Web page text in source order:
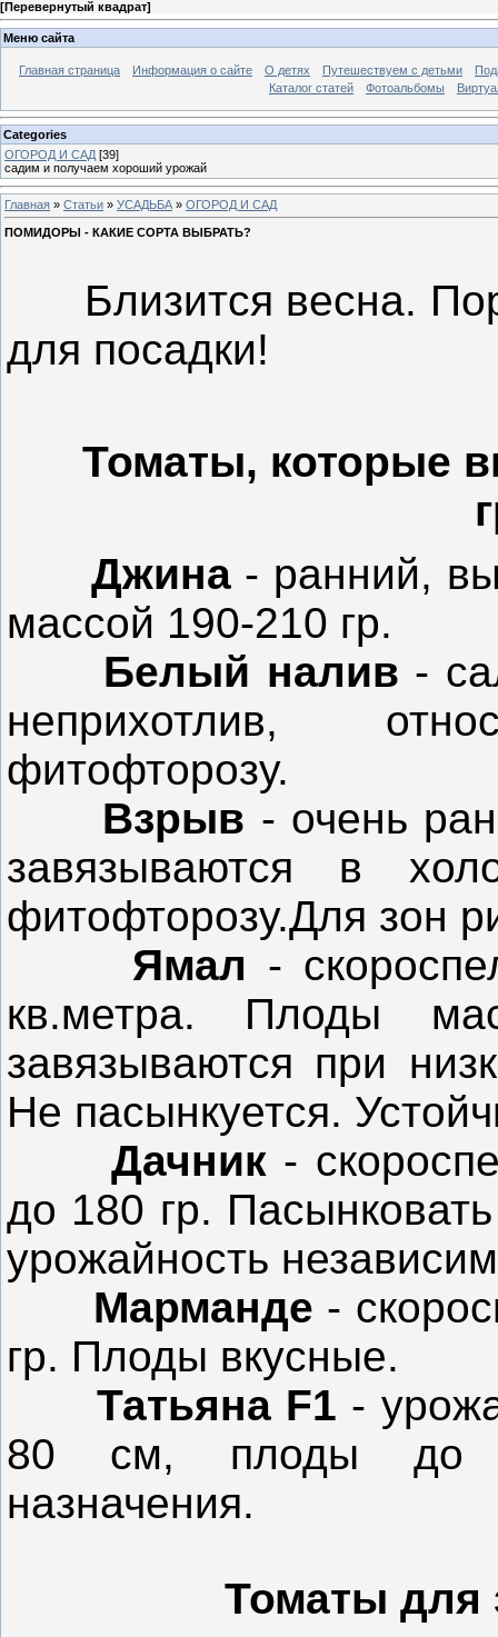
[Перевернутый квадрат]
Меню сайта
Главная страница Информация о сайте О детях Путешествуем с детьми
Каталог статей
Фотоальбомы
Categories
ОГОРОД И САД [39]
садим и получаем хороший урожай
Главная » Статьи » УСАДЬБА » ОГОРОД И САД
ПОМИДОРЫ - КАКИЕ СОРТА ВЫБРАТЬ?
Близится весна.
для посадки!
Томаты, которые
Джина- ранний,
массой 190-210 гр.
Белый налив -
неприхотлив,
фитофторозу.
Взрыв - очень
завязываются в
фитофторозу.Для зон
Ямал -
кв.метра. Плоды
завязываются при
Не пасынкуется.
Дачник -
до 180 гр.
урожайность
Марманде -
гр. Плоды вкусные.
Татьяна F1 -
80 см, плоды до
назначения.
Томаты для